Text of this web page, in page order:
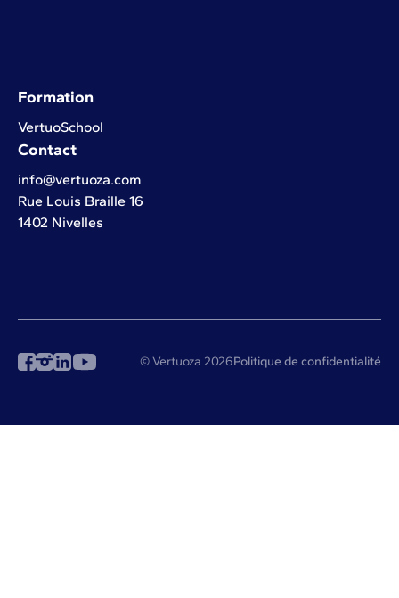
Formation
VertuoSchool
Contact
info@vertuoza.com
Rue Louis Braille 16
1402 Nivelles
© Vertuoza 2026Politique de confidentialité